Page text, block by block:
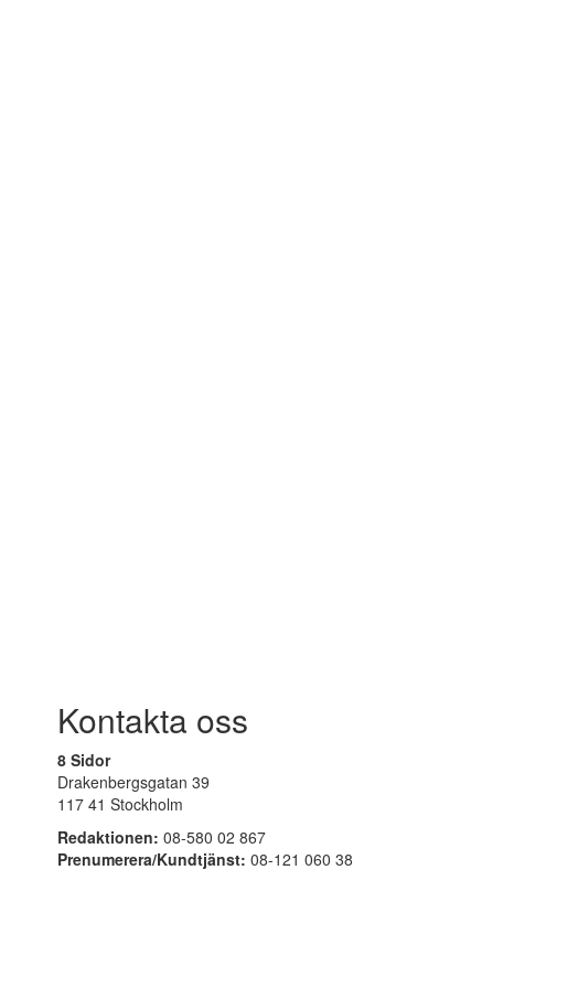
Kontakta oss
8 Sidor
Drakenbergsgatan 39
117 41 Stockholm
Redaktionen: 08-580 02 867
Prenumerera/Kundtjänst: 08-121 060 38